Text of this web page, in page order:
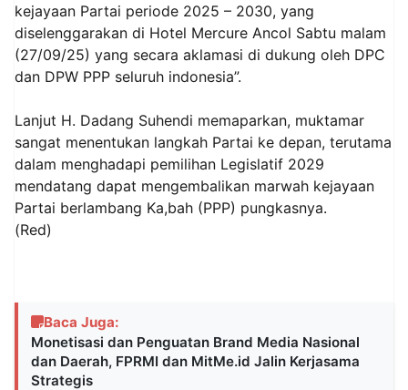
kejayaan Partai periode 2025 – 2030, yang
diselenggarakan di Hotel Mercure Ancol Sabtu malam
(27/09/25) yang secara aklamasi di dukung oleh DPC
dan DPW PPP seluruh indonesia”.
Lanjut H. Dadang Suhendi memaparkan, muktamar
sangat menentukan langkah Partai ke depan, terutama
dalam menghadapi pemilihan Legislatif 2029
mendatang dapat mengembalikan marwah kejayaan
Partai berlambang Ka,bah (PPP) pungkasnya.
(Red)
Baca Juga:
Monetisasi dan Penguatan Brand Media Nasional
dan Daerah, FPRMI dan MitMe.id Jalin Kerjasama
Strategis